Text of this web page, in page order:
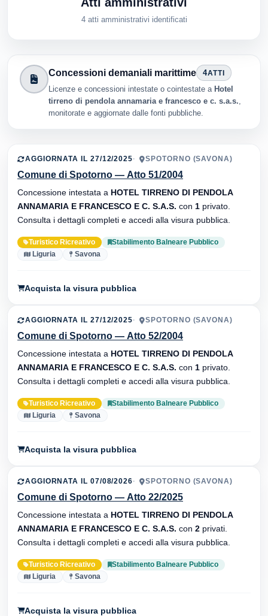
4 atti amministrativi identificati
Concessioni demaniali marittime 4ATTI
Licenze e concessioni intestate o cointestate a Hotel
tirreno di pendola annamaria e francesco e c. s.a.s.,
monitorate e aggiornate dalle fonti pubbliche.
AGGIORNATA IL 27/12/2025 SPOTORNO (SAVONA)
Comune di Spotorno — Atto 51/2004
Concessione intestata a HOTEL TIRRENO DI PENDOLA
ANNAMARIA E FRANCESCO E C. S.A.S. con 1 privato.
Consulta i dettagli completi e accedi alla visura pubblica.
Turistico Ricreativo
Stabilimento Balneare Pubblico
Liguria
Savona
Acquista la visura pubblica
AGGIORNATA IL 27/12/2025 SPOTORNO (SAVONA)
Comune di Spotorno — Atto 52/2004
Concessione intestata a HOTEL TIRRENO DI PENDOLA
ANNAMARIA E FRANCESCO E C. S.A.S. con 1 privato.
Consulta i dettagli completi e accedi alla visura pubblica.
Turistico Ricreativo
Stabilimento Balneare Pubblico
Liguria
Savona
Acquista la visura pubblica
AGGIORNATA IL 07/08/2026 SPOTORNO (SAVONA)
Comune di Spotorno — Atto 22/2025
Concessione intestata a HOTEL TIRRENO DI PENDOLA
ANNAMARIA E FRANCESCO E C. S.A.S. con 2 privati.
Consulta i dettagli completi e accedi alla visura pubblica.
Turistico Ricreativo
Stabilimento Balneare Pubblico
Liguria
Savona
Acquista la visura pubblica